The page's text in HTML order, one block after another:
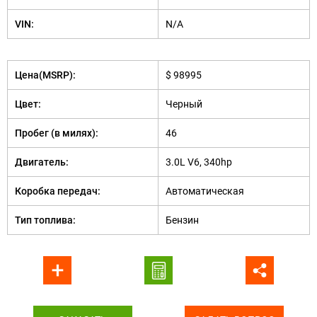
VIN: N/A
Цена(MSRP): $ 98995
Цвет: Черный
Пробег (в милях): 46
Двигатель: 3.0L V6, 340hp
Коробка передач: Автоматическая
Тип топлива: Бензин